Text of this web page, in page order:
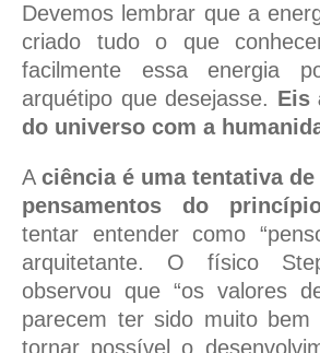
Devemos lembrar que a
criado tudo o que
facilmente essa energia
arquétipo que desejasse. Eis
do universo com a
A ciência é uma tentativa
pensamentos do
tentar entender como
arquitetante. O físico
observou que “os valores
parecem ter sido muito bem
tornar possível o